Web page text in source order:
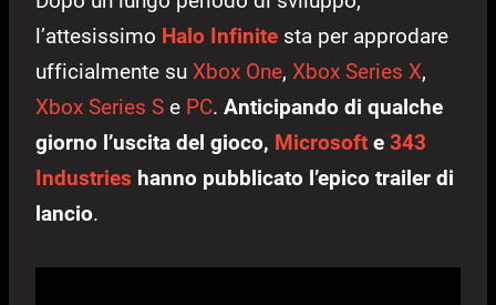
l’attesissimo Halo Infinite sta per approdare
ufficialmente su Xbox One, Xbox Series X,
Xbox Series S e PC. Anticipando di qualche
giorno l’uscita del gioco, Microsoft e 343
Industries hanno pubblicato l’epico trailer di
lancio.